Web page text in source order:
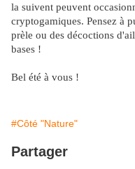
la suivent peuvent
cryptogamiques. Pensez à
prèle ou des décoctions
bases !
Bel été à vous !
#Côté "Nature"
Partager